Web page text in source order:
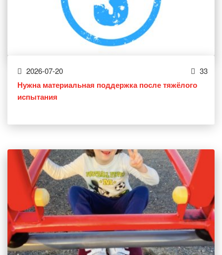
2026-07-20 33
Нужна материальная поддержка после тяжёлого
испытания